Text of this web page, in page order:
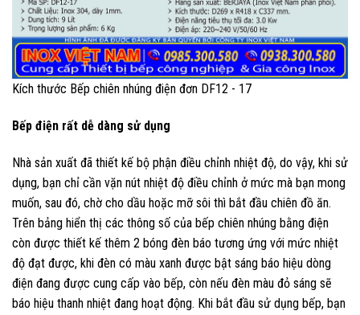
Kích thước Bếp chiên nhúng điện đơn DF12 - 17
Bếp điện rất dễ dàng sử dụng
Nhà sản xuất đã thiết kế bộ phận điều chỉnh nhiệt độ, do vậy, khi sử
dụng, bạn chỉ cần vặn nút nhiệt độ điều chỉnh ở mức mà bạn mong
muốn, sau đó, chờ cho dầu hoặc mỡ sôi thì bắt đầu chiên đồ ăn.
Trên bảng hiển thị các thông số của bếp chiên nhúng bằng điện
còn được thiết kế thêm 2 bóng đèn báo tương ứng với mức nhiệt
độ đạt được, khi đèn có màu xanh được bật sáng báo hiệu dòng
điện đang được cung cấp vào bếp, còn nếu đèn màu đỏ sáng sẽ
báo hiệu thanh nhiệt đang hoạt động. Khi bắt đầu sử dụng bếp, bạn